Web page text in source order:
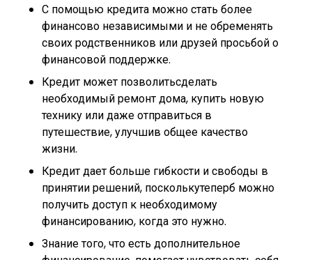
С помощью кредита можно стать более
финансово независимыми и не обременять
своих родственников или друзей просьбой о
финансовой поддержке.
Кредит может позволитьсделать
необходимый ремонт дома, купить новую
технику или даже отправиться в
путешествие, улучшив общее качество
жизни.
Кредит дает больше гибкости и свободы в
принятии решений, посколькутеперб можно
получить доступ к необходимому
финансированию, когда это нужно.
Знание того, что есть дополнительное